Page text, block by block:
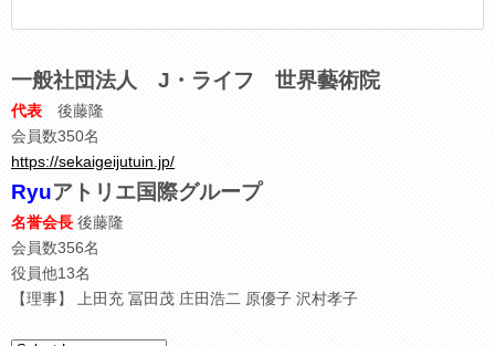
一般社団法人 J・ライフ 世界藝術院
代表 後藤隆
会員数350名
https://sekaigeijutuin.jp/
Ryuアトリエ国際グループ
名誉会長 後藤隆
会員数356名
役員他13名
【理事】 上田充 冨田茂 庄田浩二 原優子 沢村孝子